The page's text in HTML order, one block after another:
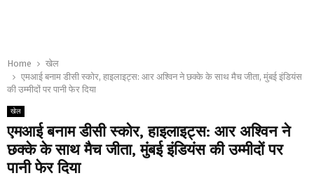
Home
खेल
एमआई बनाम डीसी स्कोर, हाइलाइट्स: आर अश्विन ने छक्के के साथ मैच जीता, मुंबई इंडियंस
की उम्मीदों पर पानी फेर दिया
खेल
एमआई बनाम डीसी स्कोर, हाइलाइट्स: आर अश्विन ने
छक्के के साथ मैच जीता, मुंबई इंडियंस की उम्मीदों पर
पानी फेर दिया